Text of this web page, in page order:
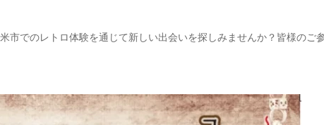
市でのレトロ体験を通じて新しい出会いを探しみませんか？皆様のご